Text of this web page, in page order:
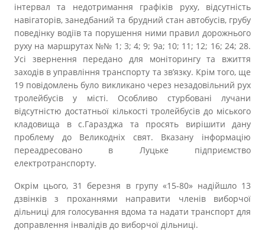
інтервал та недотримання графіків руху, відсутність
навігаторів, занедбаний та брудний стан автобусів, грубу
поведінку водіїв та порушення ними правил дорожнього
руху на маршрутах №№ 1; 3; 4; 9; 9а; 10; 11; 12; 16; 24; 28.
Усі звернення передано для моніторингу та вжиття
заходів в управління транспорту та зв’язку. Крім того, ще
19 повідомлень було викликано через незадовільний рух
тролейбусів у місті. Особливо стурбовані лучани
відсутністю достатньої кількості тролейбусів до міського
кладовища в с.Гаразджа та просять вирішити дану
проблему до Великодніх свят. Вказану інформацію
переадресовано в Луцьке підприємство
електротранспорту.
Окрім цього, 31 березня в групу «15-80» надійшло 13
дзвінків з проханнями направити членів виборчої
дільниці для голосування вдома та надати транспорт для
доправлення інвалідів до виборчої дільниці.